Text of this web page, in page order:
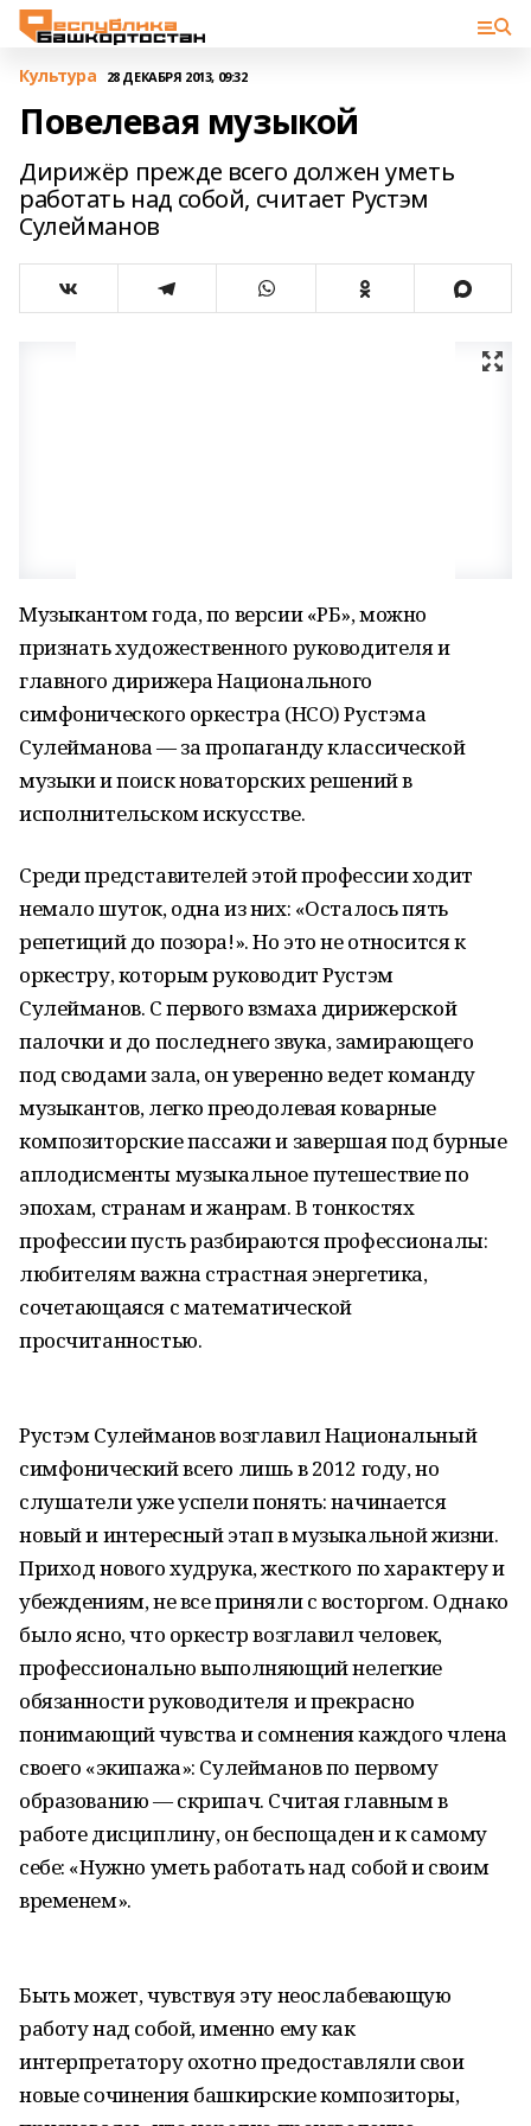
Культура 28 ДЕКАБРЯ 2013, 09:32
Повелевая музыкой
Дирижёр прежде всего должен уметь
работать над собой, считает Рустэм
Сулейманов
Музыкантом года, по версии «РБ», можно
признать художественного руководителя и
главного дирижера Национального
симфонического оркестра (НСО) Рустэма
Сулейманова — за пропаганду классической
музыки и поиск новаторских решений в
исполнительском искусстве.
Среди представителей этой профессии ходит
немало шуток, одна из них: «Осталось пять
репетиций до позора!». Но это не относится к
оркестру, которым руководит Рустэм
Сулейманов. С первого взмаха дирижерской
палочки и до последнего звука, замирающего
под сводами зала, он уверенно ведет команду
музыкантов, легко преодолевая коварные
композиторские пассажи и завершая под бурные
аплодисменты музыкальное путешествие по
эпохам, странам и жанрам. В тонкостях
профессии пусть разбираются профессионалы:
любителям важна страстная энергетика,
сочетающаяся с математической
просчитанностью.
Рустэм Сулейманов возглавил Национальный
симфонический всего лишь в 2012 году, но
слушатели уже успели понять: начинается
новый и интересный этап в музыкальной жизни.
Приход нового худрука, жесткого по характеру и
убеждениям, не все приняли с восторгом. Однако
было ясно, что оркестр возглавил человек,
профессионально выполняющий нелегкие
обязанности руководителя и прекрасно
понимающий чувства и сомнения каждого члена
своего «экипажа»: Сулейманов по первому
образованию — скрипач. Считая главным в
работе дисциплину, он беспощаден и к самому
себе: «Нужно уметь работать над собой и своим
временем».
Быть может, чувствуя эту неослабевающую
работу над собой, именно ему как
интерпретатору охотно предоставляли свои
новые сочинения башкирские композиторы,